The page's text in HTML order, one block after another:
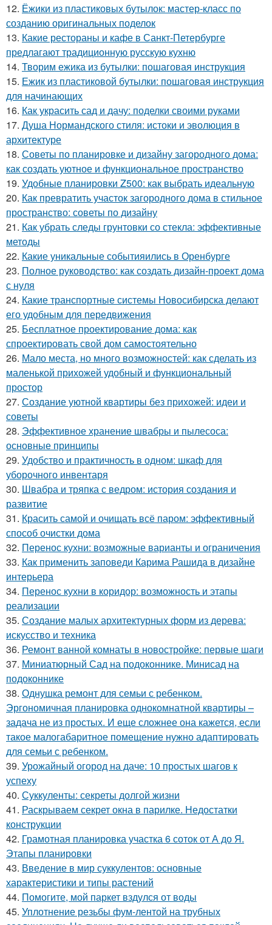
12. Ёжики из пластиковых бутылок: мастер-класс по
созданию оригинальных поделок
13. Какие рестораны и кафе в Санкт-Петербурге
предлагают традиционную русскую кухню
14. Творим ежика из бутылки: пошаговая инструкция
15. Ежик из пластиковой бутылки: пошаговая инструкция
для начинающих
16. Как украсить сад и дачу: поделки своими руками
17. Душа Нормандского стиля: истоки и эволюция в
архитектуре
18. Советы по планировке и дизайну загородного дома:
как создать уютное и функциональное пространство
19. Удобные планировки Z500: как выбрать идеальную
20. Как превратить участок загородного дома в стильное
пространство: советы по дизайну
21. Как убрать следы грунтовки со стекла: эффективные
методы
22. Какие уникальные событияились в Оренбурге
23. Полное руководство: как создать дизайн-проект дома
с нуля
24. Какие транспортные системы Новосибирска делают
его удобным для передвижения
25. Бесплатное проектирование дома: как
спроектировать свой дом самостоятельно
26. Мало места, но много возможностей: как сделать из
маленькой прихожей удобный и функциональный
простор
27. Создание уютной квартиры без прихожей: идеи и
советы
28. Эффективное хранение швабры и пылесоса:
основные принципы
29. Удобство и практичность в одном: шкаф для
уборочного инвентаря
30. Швабра и тряпка с ведром: история создания и
развитие
31. Красить самой и очищать всё паром: эффективный
способ очистки дома
32. Перенос кухни: возможные варианты и ограничения
33. Как применить заповеди Карима Рашида в дизайне
интерьера
34. Перенос кухни в коридор: возможность и этапы
реализации
35. Создание малых архитектурных форм из дерева:
искусство и техника
36. Ремонт ванной комнаты в новостройке: первые шаги
37. Миниатюрный Сад на подоконнике. Минисад на
подоконнике
38. Однушка ремонт для семьи с ребенком.
Эргономичная планировка однокомнатной квартиры –
задача не из простых. И еще сложнее она кажется, если
такое малогабаритное помещение нужно адаптировать
для семьи с ребенком.
39. Урожайный огород на даче: 10 простых шагов к
успеху
40. Суккуленты: секреты долгой жизни
41. Раскрываем секрет окна в парилке. Недостатки
конструкции
42. Грамотная планировка участка 6 соток от А до Я.
Этапы планировки
43. Введение в мир суккулентов: основные
характеристики и типы растений
44. Помогите, мой паркет вздулся от воды
45. Уплотнение резьбы фум-лентой на трубных